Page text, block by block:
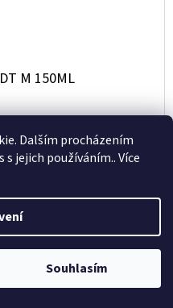
Dalším procházením
jejich používáním.. Více
Souhlasím
M 150ML
Kód:V0132943